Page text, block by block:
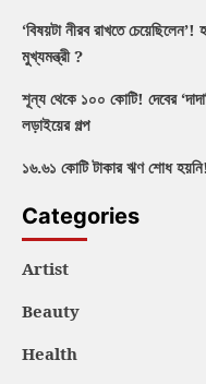
‘বিষয়টা নীরব রাখতে
মুখ্যমন্ত্রী ?
শূন্য থেকে ১০০ কোটি! দেবের
লড়াইয়ের গল্প
১৬.৬১ কোটি টাকার ঋণ শোধ
Categories
Artist
Beauty
Health